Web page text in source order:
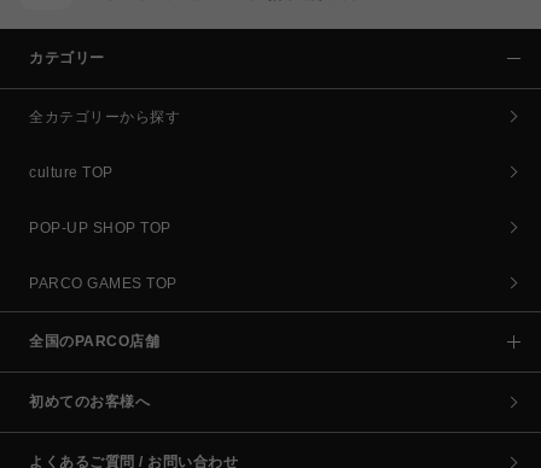
カテゴリー
全カテゴリーから探す
culture TOP
POP-UP SHOP TOP
PARCO GAMES TOP
全国のPARCO店舗
初めてのお客様へ
よくあるご質問 / お問い合わせ